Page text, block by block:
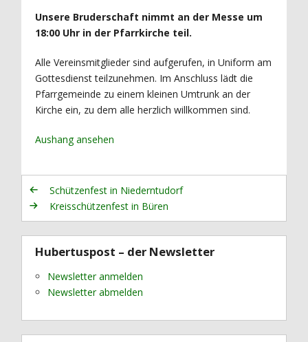
Unsere Bruderschaft nimmt an der Messe um
18:00 Uhr in der Pfarrkirche teil.
Alle Vereinsmitglieder sind aufgerufen, in Uniform am
Gottesdienst teilzunehmen. Im Anschluss lädt die
Pfarrgemeinde zu einem kleinen Umtrunk an der
Kirche ein, zu dem alle herzlich willkommen sind.
Aushang ansehen
Schützenfest in Niederntudorf
Kreisschützenfest in Büren
Hubertuspost – der Newsletter
Newsletter anmelden
Newsletter abmelden